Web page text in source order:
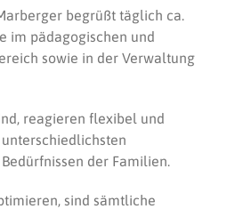
begrüßt täglich ca.
im pädagogischen und
sowie in der Verwaltung
reagieren flexibel und
der Familien.
sind sämtliche